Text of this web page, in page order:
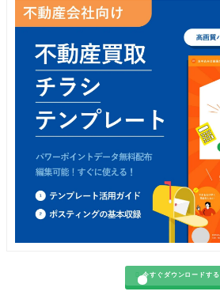
 今すぐダウンロードする